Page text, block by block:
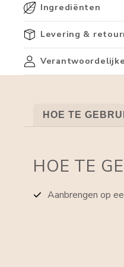
Ingrediënten
Levering &
HOE TE
HOE TE
Aanbrengen op